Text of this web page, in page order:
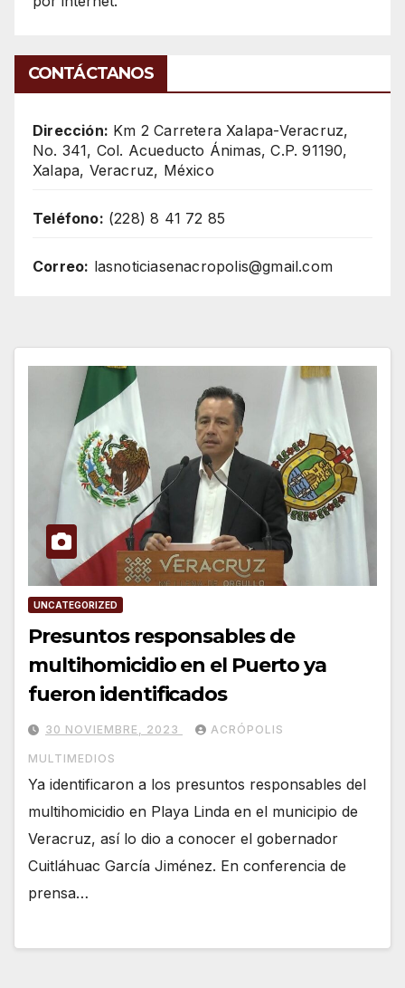
CONTÁCTANOS
Dirección: Km 2 Carretera Xalapa-Veracruz,
No. 341, Col. Acueducto Ánimas, C.P. 91190,
Xalapa, Veracruz, México
Teléfono: (228) 8 41 72 85
Correo: lasnoticiasenacropolis@gmail.com
UNCATEGORIZED
Presuntos responsables de
multihomicidio en el Puerto ya
fueron identificados
30 NOVIEMBRE, 2023 ACRÓPOLIS
MULTIMEDIOS
Ya identificaron a los presuntos responsables del
multihomicidio en Playa Linda en el municipio de
Veracruz, así lo dio a conocer el gobernador
Cuitláhuac García Jiménez. En conferencia de
prensa…